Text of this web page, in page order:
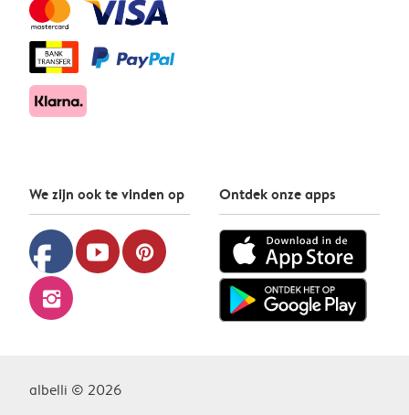
We zijn ook te vinden op
facebook youtube pinterest
instagram
Ontdek onze apps
albelli © 2026